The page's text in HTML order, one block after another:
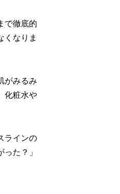
で徹底的
くなりま
がみるみ
化粧水や
ラインの
た？」